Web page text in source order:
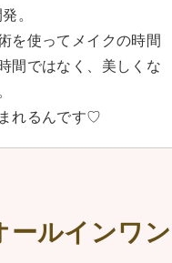
。
を使ってメイクの時間
間ではなく、美しくな
れるんです♡
ールインワン